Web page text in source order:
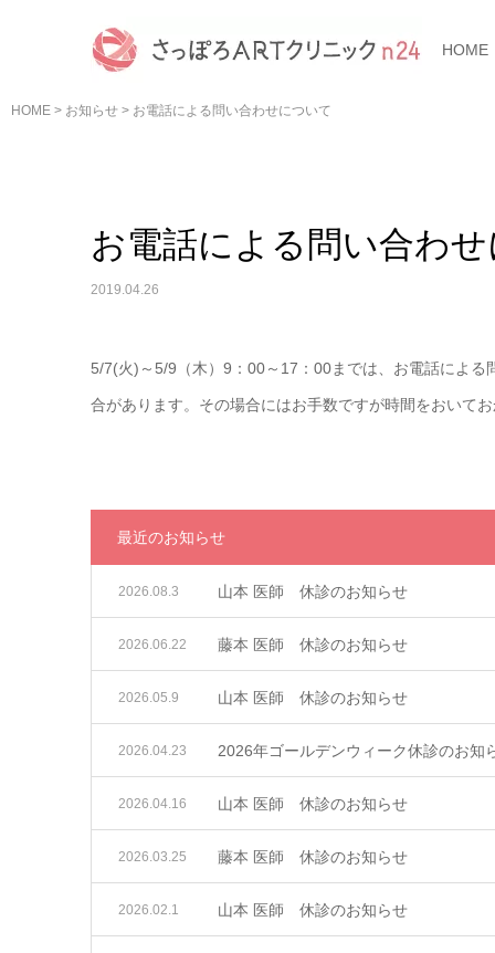
HOME
HOME > お知らせ > お電話による問い合わせについて
お電話による問い合わ
2019.04.26
5/7(火)～5/9（木）9：00～17：00までは、お電話によ
合があります。その場合にはお手数ですが時間をおいてお
最近のお知らせ
山本 医師 休診のお知らせ
2026.08.3
藤本 医師 休診のお知らせ
2026.06.22
山本 医師 休診のお知らせ
2026.05.9
2026年ゴールデンウィーク休診のお知
2026.04.23
山本 医師 休診のお知らせ
2026.04.16
藤本 医師 休診のお知らせ
2026.03.25
山本 医師 休診のお知らせ
2026.02.1